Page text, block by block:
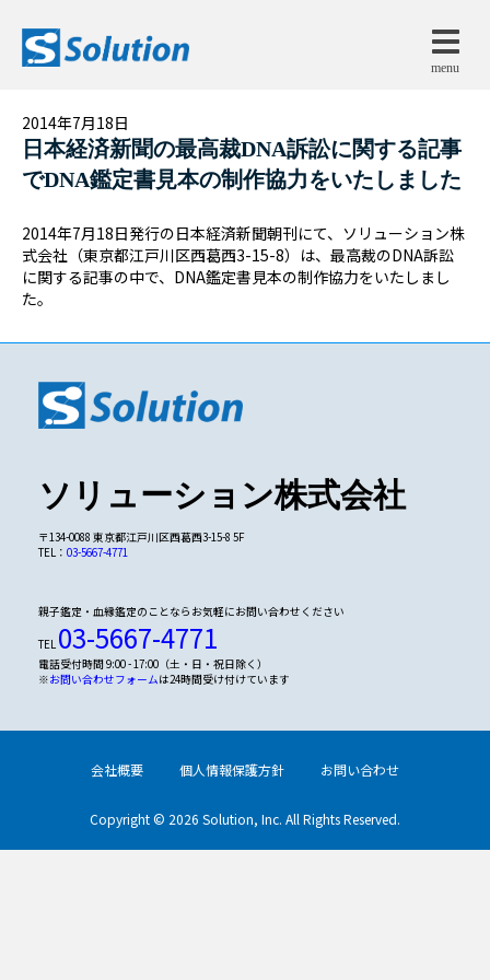
menu
2014年7月18日
日本経済新聞の最高裁DNA訴訟に関する記事
でDNA鑑定書見本の制作協力をいたしました
2014年7月18日発行の日本経済新聞朝刊にて、ソリューション株
式会社（東京都江戸川区西葛西3-15-8）は、最高裁のDNA訴訟
に関する記事の中で、DNA鑑定書見本の制作協力をいたしまし
た。
ソリューション株式会社
〒134-0088 東京都江戸川区西葛西3-15-8 5F
TEL： 03-5667-4771
親子鑑定・血縁鑑定のことならお気軽にお問い合わせください
TEL 03-5667-4771
電話受付時間 9:00 - 17:00（土・日・祝日除く）
※お問い合わせフォームは24時間受け付けています
会社概要 個人情報保護方針 お問い合わせ
Copyright © 2026 Solution, Inc. All Rights Reserved.